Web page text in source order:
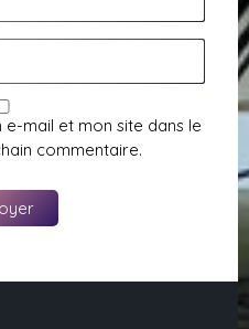
mail et mon site dans le
commentaire.